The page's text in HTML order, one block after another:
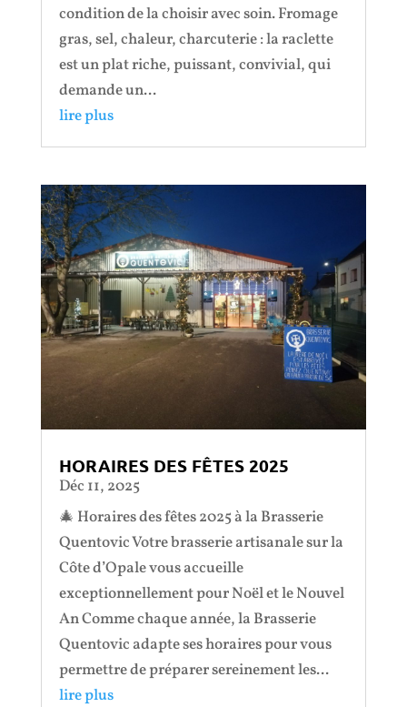
condition de la choisir avec soin. Fromage
gras, sel, chaleur, charcuterie : la raclette
est un plat riche, puissant, convivial, qui
demande un...
lire plus
HORAIRES DES FÊTES 2025
Déc 11, 2025
🎄 Horaires des fêtes 2025 à la Brasserie
Quentovic Votre brasserie artisanale sur la
Côte d’Opale vous accueille
exceptionnellement pour Noël et le Nouvel
An Comme chaque année, la Brasserie
Quentovic adapte ses horaires pour vous
permettre de préparer sereinement les...
lire plus